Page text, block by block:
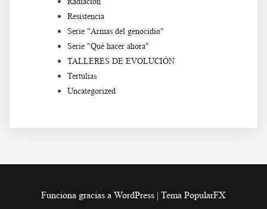
Resistencia
Serie "Armas del genocidio"
Serie "Qué hacer ahora"
TALLERES DE EVOLUCIÓN
Tertulias
Uncategorized
Funciona gracias a WordPress | Tema PopularFX